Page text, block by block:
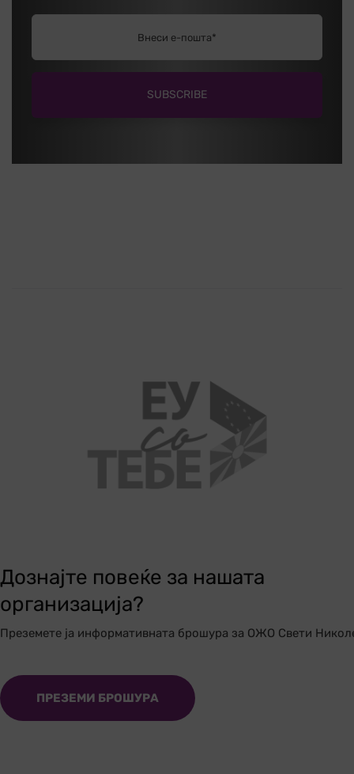
Дознајте повеќе за нашата
организација?
Преземете ја информативната брошура за ОЖО Свети
ПРЕЗЕМИ БРОШУРА